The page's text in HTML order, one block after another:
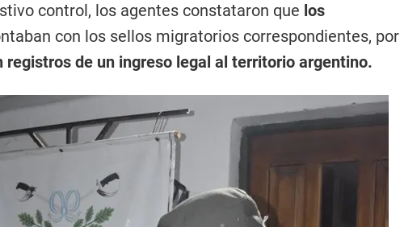
control, los agentes constataron que los
con los sellos migratorios correspondientes, por
registros de un ingreso legal al territorio argentino.